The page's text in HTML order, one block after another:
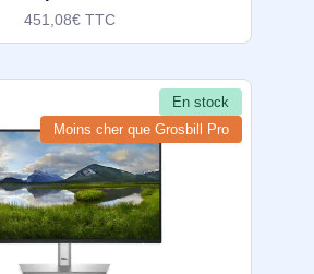
451,08€ TTC
En stock
Moins cher que Grosbill Pro